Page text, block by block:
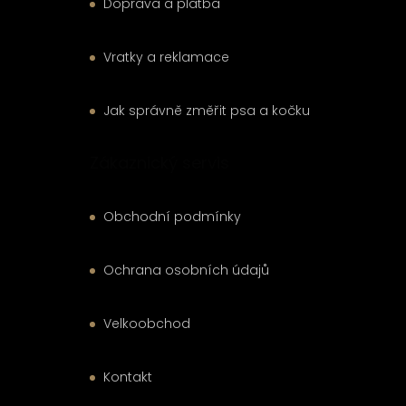
Vratky a reklamace
Jak správně změřit psa a kočku
Obchodní podmínky
Ochrana osobních údajů
Velkoobchod
Kontakt